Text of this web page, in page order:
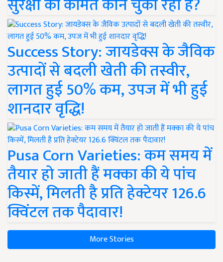
Success Story: जायडेक्स के जैविक
उत्पादों से बदली खेती की तस्वीर,
लागत हुई 50% कम, उपज में भी हुई
शानदार वृद्धि!
Pusa Corn Varieties: कम समय में
तैयार हो जाती हैं मक्का की ये पांच
किस्में, मिलती है प्रति हेक्टेयर 126.6
क्विंटल तक पैदावार!
More Stories